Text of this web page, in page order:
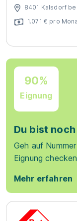
8401 Kalsdorf
1.071 € pro
90%
Eignung
Du bist
Geh auf
Eignung
Mehr erfahren